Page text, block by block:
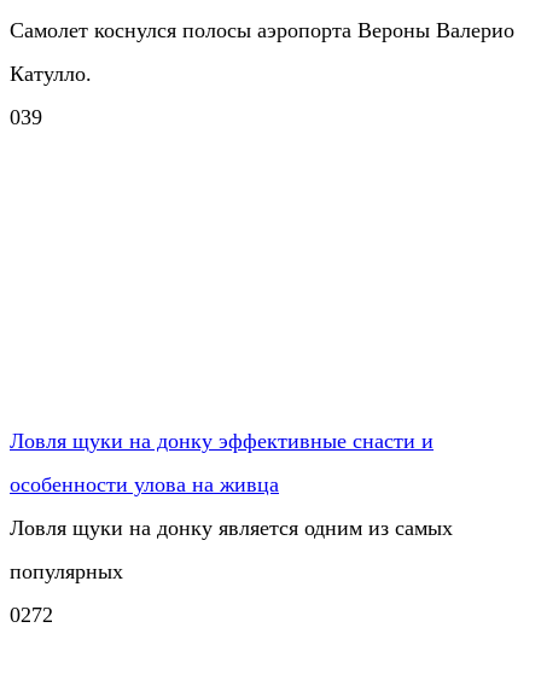
Самолет коснулся полосы аэропорта Вероны Валерио
Катулло.
039
Ловля щуки на донку эффективные снасти и
особенности улова на живца
Ловля щуки на донку является одним из самых
популярных
0272